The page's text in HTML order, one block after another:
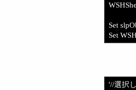
Set
Set
'//選択